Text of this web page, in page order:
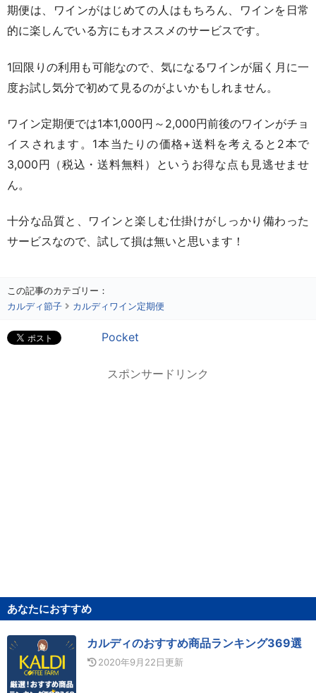
期便は、ワインがはじめての人はもちろん、ワインを日常
的に楽しんでいる方にもオススメのサービスです。
1回限りの利用も可能なので、気になるワインが届く月に一
度お試し気分で初めて見るのがよいかもしれません。
ワイン定期便では1本1,000円～2,000円前後のワインがチョ
イスされます。1本当たりの価格+送料を考えると2本で
3,000円（税込・送料無料）というお得な点も見逃せませ
ん。
十分な品質と、ワインと楽しむ仕掛けがしっかり備わった
サービスなので、試して損は無いと思います！
この記事のカテゴリー：
カルディ節子
カルディワイン定期便
Pocket
スポンサードリンク
あなたにおすすめ
カルディのおすすめ商品ランキング369選
2020年9月22日更新